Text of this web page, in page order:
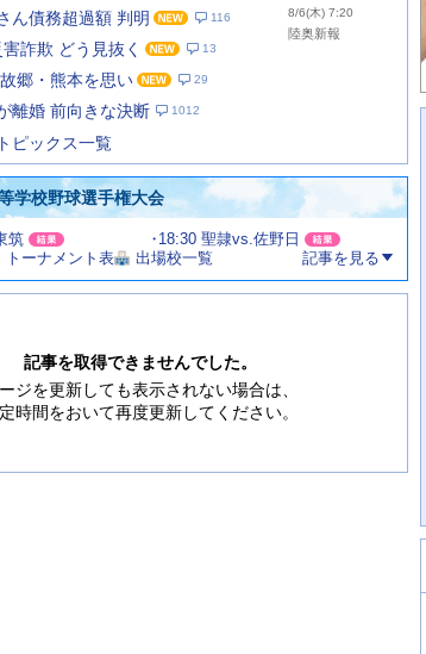
ん債務超過額 判明 116
詐欺 どう見抜く 13
郷・熊本を思い 29
離婚 前向きな決断 1012
8/6(木) 7:20
陸奥新報
トピックス一覧
学校野球選手権大会
筑
18:30 聖隷vs.佐野日
トーナメント表 出場校一覧 記事を見る
記事を取得できませんでした。
ジを更新しても表示されない場合は、
時間をおいて再度更新してください。